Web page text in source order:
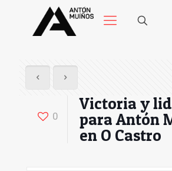
0
Victoria y
para Antón
en O Castro